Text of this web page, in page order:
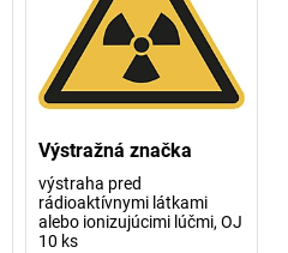
Výstražná značka
výstraha pred
rádioaktívnymi látkami
alebo ionizujúcimi lúčmi, OJ
10 ks